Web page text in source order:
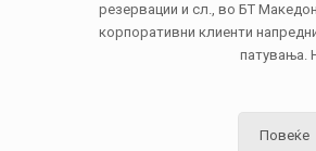
резервации и сл., во БТ
корпоративни клиенти
патувања.
Повеќе